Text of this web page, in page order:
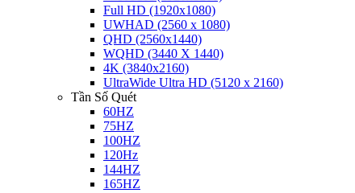
Full HD (1920x1080)
UWHAD (2560 x 1080)
QHD (2560x1440)
WQHD (3440 X 1440)
4K (3840x2160)
UltraWide Ultra HD (5120 x 2160)
Tần Số Quét
60HZ
75HZ
100HZ
120Hz
144HZ
165HZ